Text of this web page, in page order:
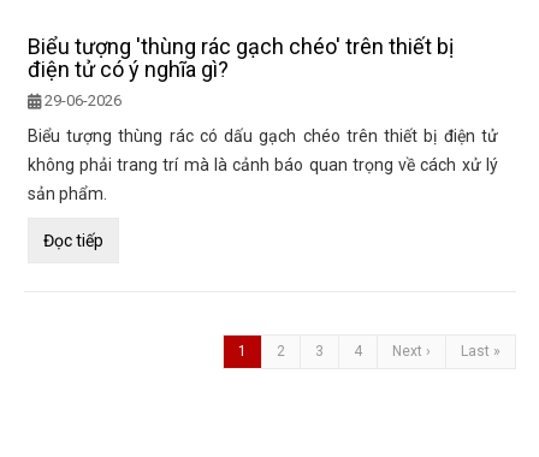
Biểu tượng 'thùng rác gạch chéo' trên thiết bị
điện tử có ý nghĩa gì?
29-06-2026
Biểu tượng thùng rác có dấu gạch chéo trên thiết bị điện tử
không phải trang trí mà là cảnh báo quan trọng về cách xử lý
sản phẩm.
Đọc tiếp
1 2 3 4 Next › Last »